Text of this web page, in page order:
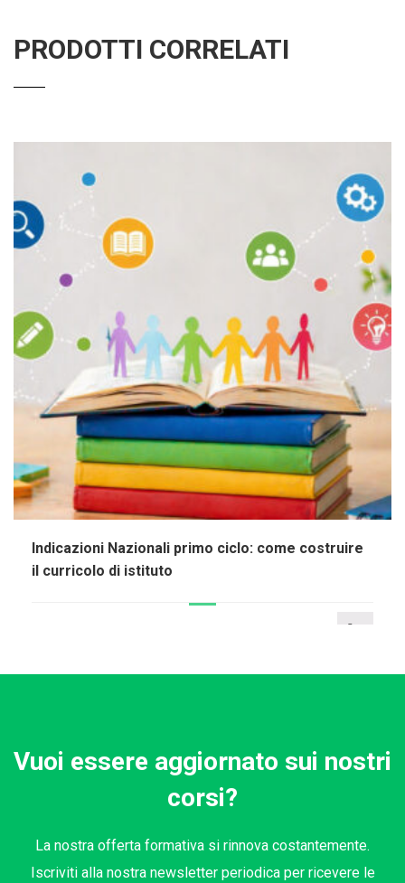
PRODOTTI CORRELATI
Indicazioni Nazionali primo ciclo: come costruire
il curricolo di istituto
Vuoi essere aggiornato sui nostri
corsi?
La nostra offerta formativa si rinnova costantemente.
Iscriviti alla nostra newsletter periodica per ricevere le